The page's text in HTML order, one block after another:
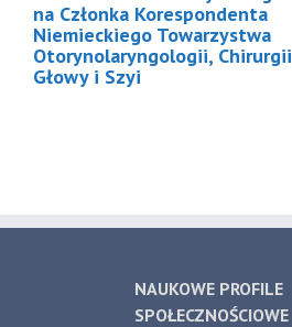
na Członka Korespondenta
Niemieckiego Towarzystwa
Otorynolaryngologii, Chirurgii
Głowy i Szyi
NAUKOWE PROFILE
SPOŁECZNOŚCIOWE